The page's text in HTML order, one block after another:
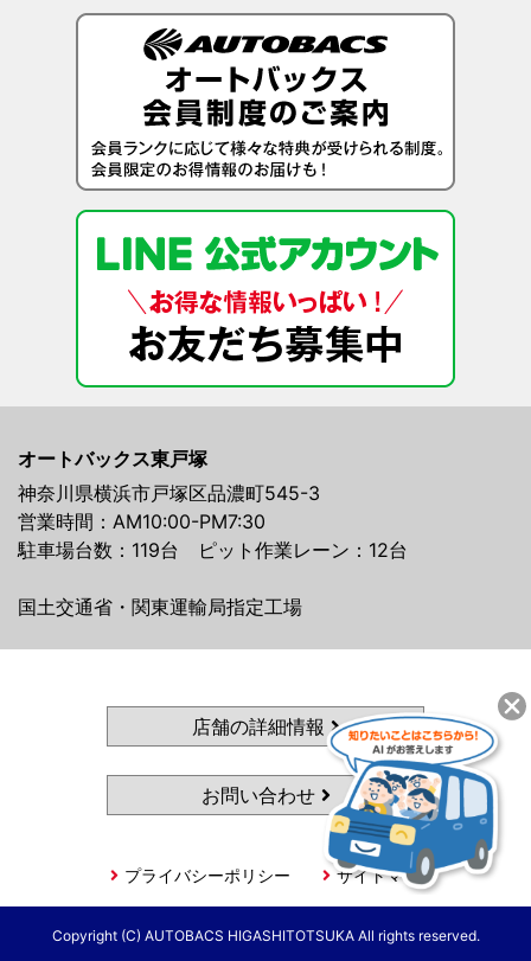
オートバックス東戸塚
神奈川県横浜市戸塚区品濃町545-3
営業時間：AM10:00-PM7:30
駐車場台数：119台 ピット作業レーン：12台
国土交通省・関東運輸局指定工場
店舗の詳細情報
お問い合わせ
プライバシーポリシー サイトマップ
Copyright (C) AUTOBACS HIGASHITOTSUKA All rights reserved.